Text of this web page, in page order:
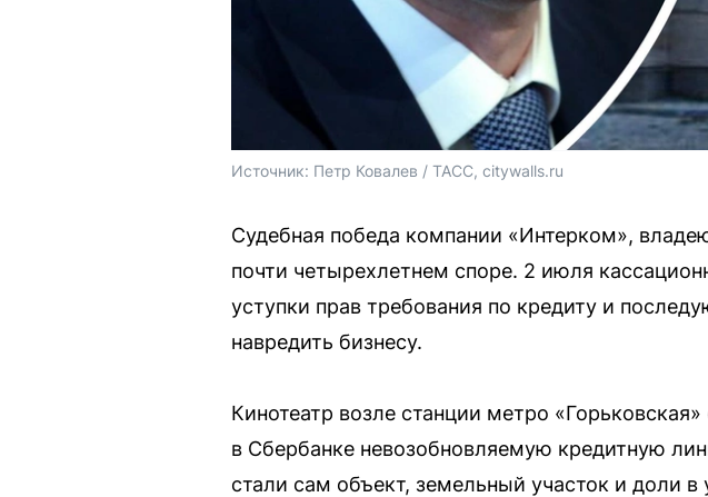
Источник: Петр Ковалев / ТАСС, citywalls.ru
Судебная победа компании «Интерком»,
почти четырехлетнем споре. 2 июля
уступки прав требования по кредиту и
навредить бизнесу.
Кинотеатр возле станции метро
в Сбербанке невозобновляемую кредитную
стали сам объект, земельный участок и доли